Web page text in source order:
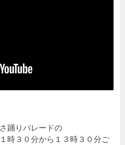
踊りパレードの
時３０分から１３時３０分ご